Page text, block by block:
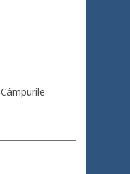
Câmpurile